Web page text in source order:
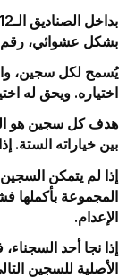
بشكل عشوائي،
يُسمح لكل سجين،
اختياره. ويحق له
هدف كل سجين هو
بين خياراته الستة.
إذا لم يتمكن
المجموعة بأكملها
الإعدام.
إذا نجا أحد
الأصلية للسجين